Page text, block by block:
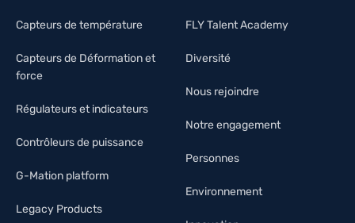
Capteurs de température
Capteurs de Déformation et
force
Régulateurs et indicateurs
Contrôleurs de puissance
G-Mation platform
Legacy Products
FLY Talent Academy
Diversité
Nous rejoindre
Notre engagement
Personnes
Environnement